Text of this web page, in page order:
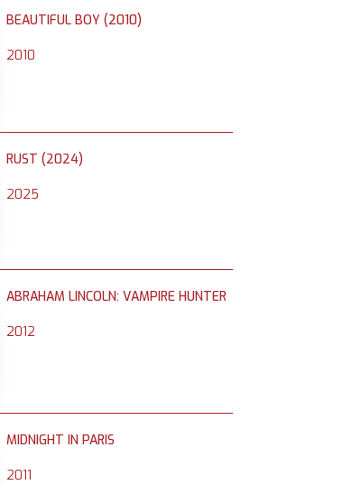
BEAUTIFUL BOY (2010)
2010
RUST (2024)
2025
ABRAHAM LINCOLN: VAMPIRE HUNTER
2012
MIDNIGHT IN PARIS
2011